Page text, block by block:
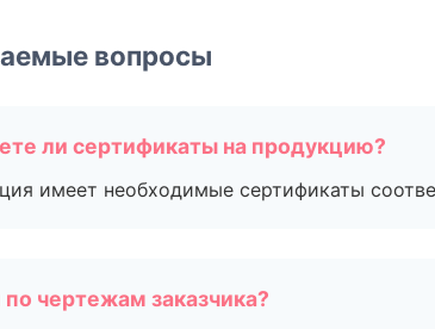
вопросы
ли сертификаты на продукцию?
имеет необходимые сертификаты
чертежам заказчика?